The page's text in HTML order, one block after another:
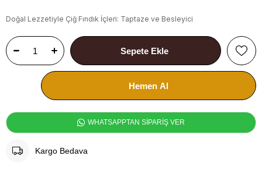
Doğal Lezzetiyle Çiğ Fındık İçleri: Taptaze ve Besleyici
WHATSAPPTAN SİPARİŞ VER
Kargo Bedava